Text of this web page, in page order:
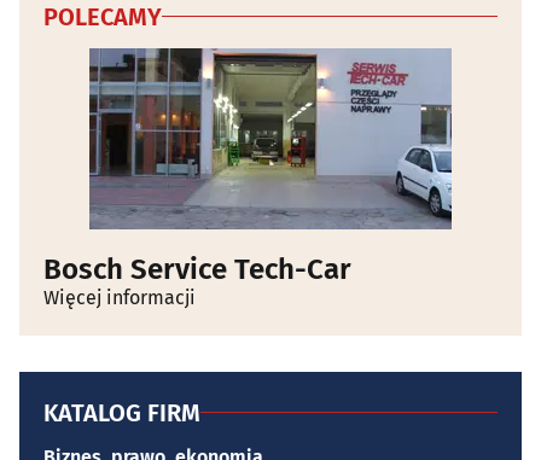
POLECAMY
Bosch Service Tech-Car
Więcej informacji
KATALOG FIRM